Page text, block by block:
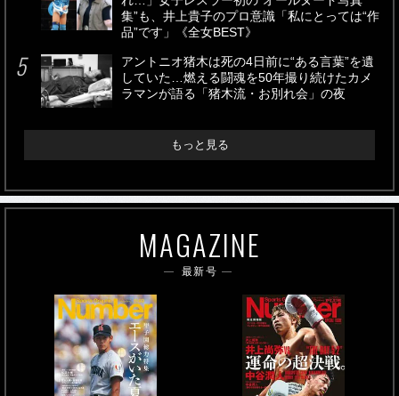
集”も、井上貴子のプロ意識「私にとっては“作
品”です」《全女BEST》
アントニオ猪木は死の4日前に“ある言葉”を遺
していた…燃える闘魂を50年撮り続けたカメ
ラマンが語る「猪木流・お別れ会」の夜
もっと見る
MAGAZINE
最新号